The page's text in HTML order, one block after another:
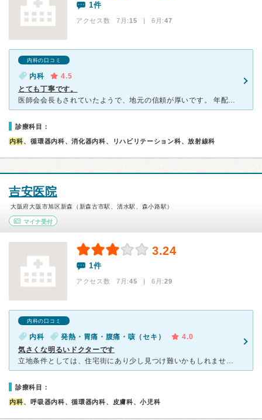
1件
アクセス数 7月:15 | 6月:47
内科の口コミ
内科
4.5
とても丁寧です。
医師会会長もされていたようで、地元の信頼が厚いです。 年配の患者さんが多いようですが、皆さん、頼って通院されています。 必要に応じて、他の医療機関に紹介状を出してくださって、連携してもらえるの
診療科目：
内科、循環器内科、消化器内科、リハビリテーション科、放射線科
吉安医院
大阪府大阪市旭区新森（新森古市駅、清水駅、森小路駅）
マイナ受付
3.24
1件
アクセス数 7月:45 | 6月:29
内科の口コミ
内科 発熱・胃痛・腹痛・咳（セキ）
4.0
気さくな明るいドクターです
立地条件としては、住宅街にあり少し見つけ難いかもしれません。 住宅街にある病院なので駐車場はありません。 いつ行ってもほとんど待ち時間はなく、すぐに診てもらえます。 お薬の処方の方法は、よく
診療科目：
内科、呼吸器内科、循環器内科、皮膚科、小児科